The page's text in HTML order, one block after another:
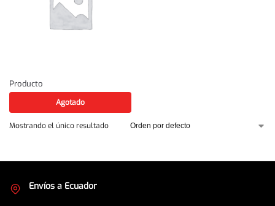
Producto
Agotado
Mostrando el único resultado
Envíos a Ecuador